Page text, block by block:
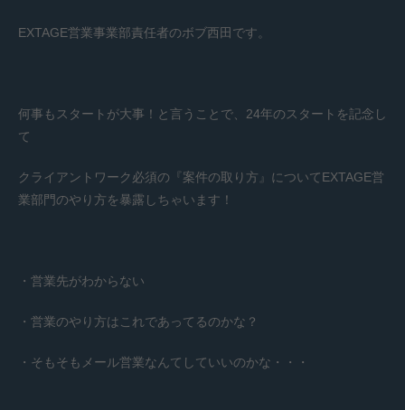
EXTAGE営業事業部責任者のボブ西田です。
何事もスタートが大事！と言うことで、24年のスタートを記念し
て
クライアントワーク必須の『案件の取り方』についてEXTAGE営
業部門のやり方を暴露しちゃいます！
・営業先がわからない
・営業のやり方はこれであってるのかな？
・そもそもメール営業なんてしていいのかな・・・